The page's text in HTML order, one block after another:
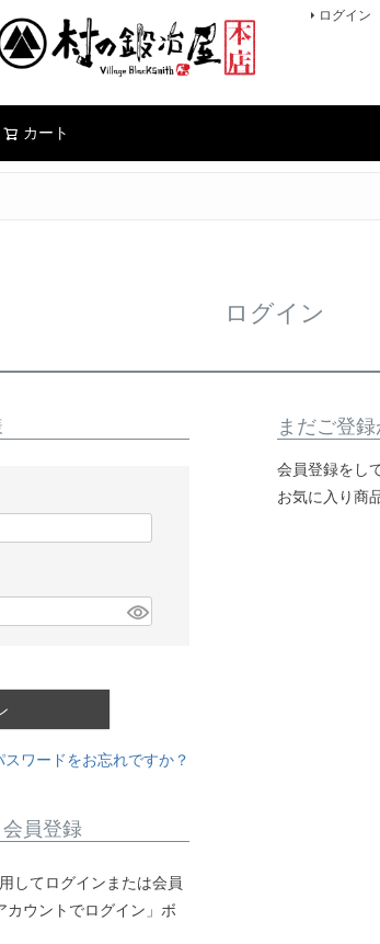
ログイン
カート
ログイン
スワードをお忘れですか？
員登録
してログインまたは会員
カウントでログイン」ボ
まだご登
会員登録をし
お気に入り商